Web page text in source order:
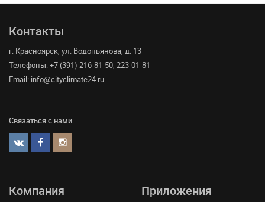
Контакты
г. Красноярск, ул. Водопьянова, д. 13
Телефоны: +7 (391) 216-81-50, 223-01-81
Email: info@cityclimate24.ru
Связаться с нами
Компания Приложения